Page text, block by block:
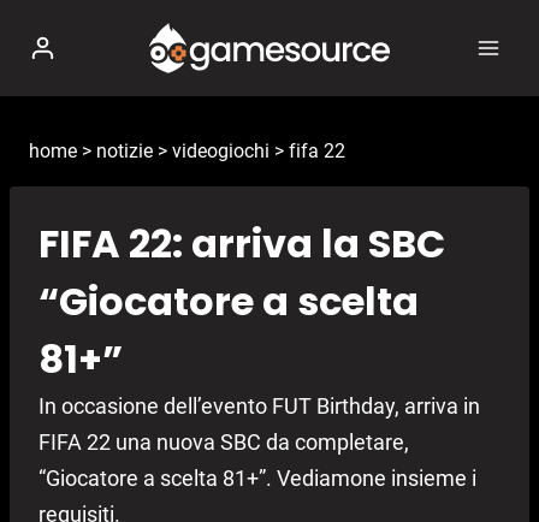
contenuto
home > notizie > videogiochi > fifa 22
FIFA 22: arriva la SBC
“Giocatore a scelta
81+”
In occasione dell’evento FUT Birthday, arriva in
FIFA 22 una nuova SBC da completare,
“Giocatore a scelta 81+”. Vediamone insieme i
requisiti.